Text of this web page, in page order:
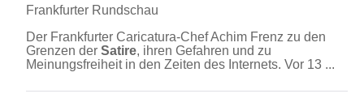
Frankfurter Rundschau
Der Frankfurter Caricatura-Chef Achim Frenz zu den
Grenzen der Satire, ihren Gefahren und zu
Meinungsfreiheit in den Zeiten des Internets. Vor 13 ...